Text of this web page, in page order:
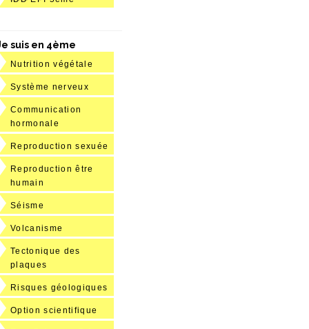
suis en 4ème
Nutrition végétale
Système nerveux
Communication
hormonale
Reproduction sexuée
Reproduction être
humain
Séisme
Volcanisme
Tectonique des
plaques
Risques géologiques
Option scientifique